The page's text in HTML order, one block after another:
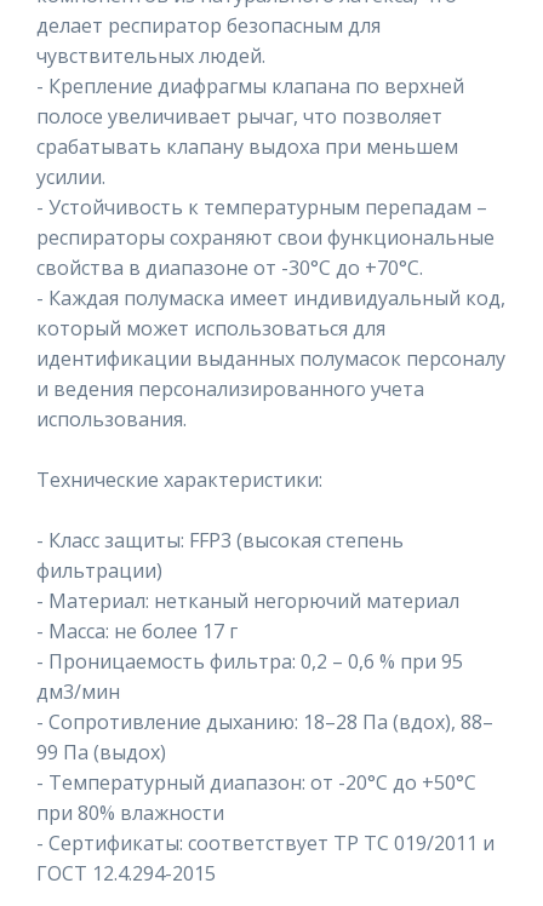
делает респиратор безопасным для
чувствительных людей.
- Крепление диафрагмы клапана по верхней
полосе увеличивает рычаг, что позволяет
срабатывать клапану выдоха при меньшем
усилии.
- Устойчивость к температурным перепадам –
респираторы сохраняют свои функциональные
свойства в диапазоне от -30°C до +70°C.
- Каждая полумаска имеет индивидуальный код,
который может использоваться для
идентификации выданных полумасок персоналу
и ведения персонализированного учета
использования.
Технические характеристики:
- Класс защиты: FFP3 (высокая степень
фильтрации)
- Материал: нетканый негорючий материал
- Масса: не более 17 г
- Проницаемость фильтра: 0,2 – 0,6 % при 95
дм3/мин
- Сопротивление дыханию: 18–28 Па (вдох), 88–
99 Па (выдох)
- Температурный диапазон: от -20°C до +50°C
при 80% влажности
- Сертификаты: соответствует ТР ТС 019/2011 и
ГОСТ 12.4.294-2015